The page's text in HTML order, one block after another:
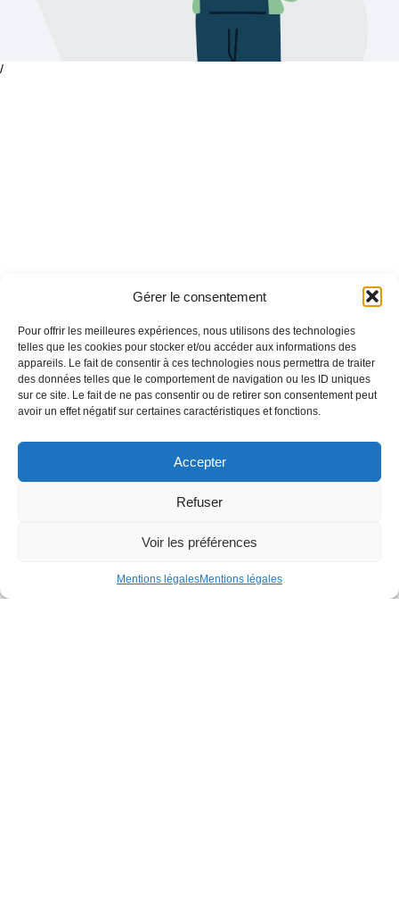
Gérer le consentement
Pour offrir les meilleures expériences, nous utilisons des technologies
telles que les cookies pour stocker et/ou accéder aux informations des
appareils. Le fait de consentir à ces technologies nous permettra de traiter
des données telles que le comportement de navigation ou les ID uniques
sur ce site. Le fait de ne pas consentir ou de retirer son consentement peut
avoir un effet négatif sur certaines caractéristiques et fonctions.
Accepter
Refuser
Voir les préférences
Mentions légalesMentions légales
/